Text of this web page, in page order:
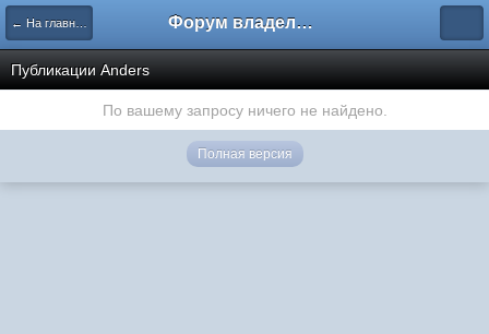
← На главную Форум владельцев интернет-магазинов
Публикации Anders
По вашему запросу ничего не найдено.
Полная версия